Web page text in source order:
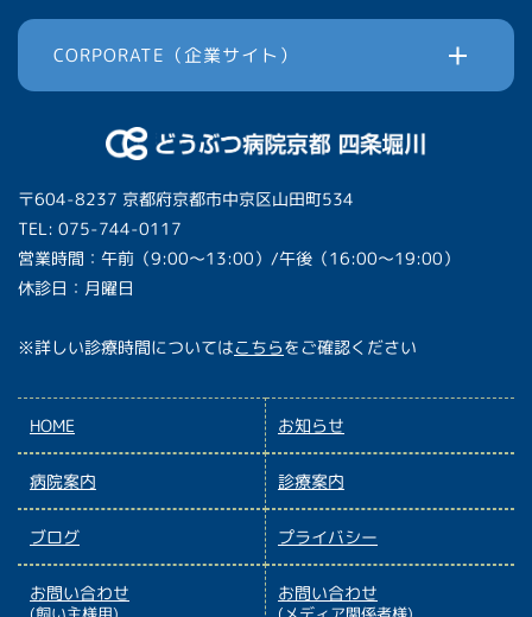
CORPORATE（企業サイト）
〒604-8237 京都府京都市中京区山田町534
TEL: 075-744-0117
営業時間：午前（9:00〜13:00）/午後（16:00〜19:00）
休診日：月曜日
※詳しい診療時間についてはこちらをご確認ください
HOME お知らせ
病院案内 診療案内
ブログ プライバシー
お問い合わせ お問い合わせ